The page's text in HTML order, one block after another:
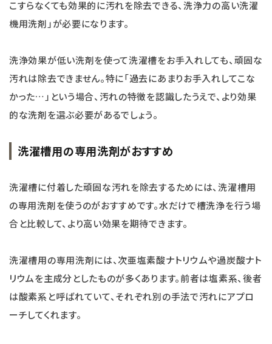
こすらなくても効果的に汚れを除去できる、洗浄力の高い洗濯
機用洗剤」が必要になります。
洗浄効果が低い洗剤を使って洗濯槽をお手入れしても、頑固な
汚れは除去できません。特に「過去にあまりお手入れしてこな
かった…」という場合、汚れの特徴を認識したうえで、より効果
的な洗剤を選ぶ必要があるでしょう。
洗濯槽用の専用洗剤がおすすめ
洗濯槽に付着した頑固な汚れを除去するためには、洗濯槽用
の専用洗剤を使うのがおすすめです。水だけで槽洗浄を行う場
合と比較して、より高い効果を期待できます。
洗濯槽用の専用洗剤には、次亜塩素酸ナトリウムや過炭酸ナト
リウムを主成分としたものが多くあります。前者は塩素系、後者
は酸素系と呼ばれていて、それぞれ別の手法で汚れにアプロ
ーチしてくれます。